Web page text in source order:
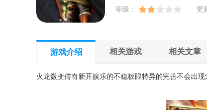
等级：
更
游戏介绍 相关游戏 相关文章
火龙微变传奇新开娱乐的不稳板眼特异的完善不会出